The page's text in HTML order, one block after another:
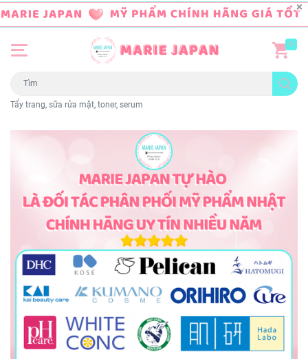
Tẩy trang, sữa rửa mặt, toner, serum
0